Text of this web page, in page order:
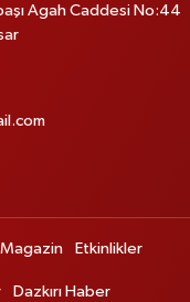
Agah Caddesi No:44
Magazin Etkinlikler
Dazkırı Haber